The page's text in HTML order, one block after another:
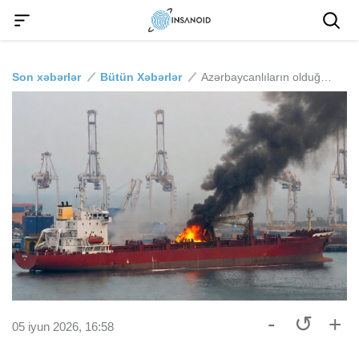
Son xəbərlər Bütün Xəbərlər
05 iyun 2026, 16:58 - ↺ +